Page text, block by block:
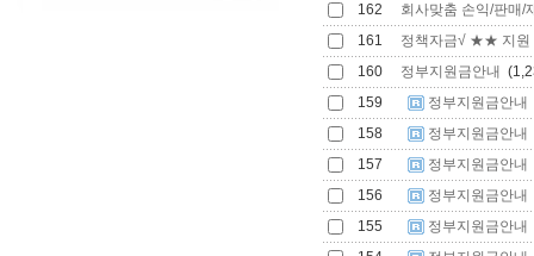
162
회사맞춤 손익/판매/
161
정책자금√ ★★ 지원
160
정부지원금안내
159
정부지원금안내
158
정부지원금안내
157
정부지원금안내
156
정부지원금안내
155
정부지원금안내